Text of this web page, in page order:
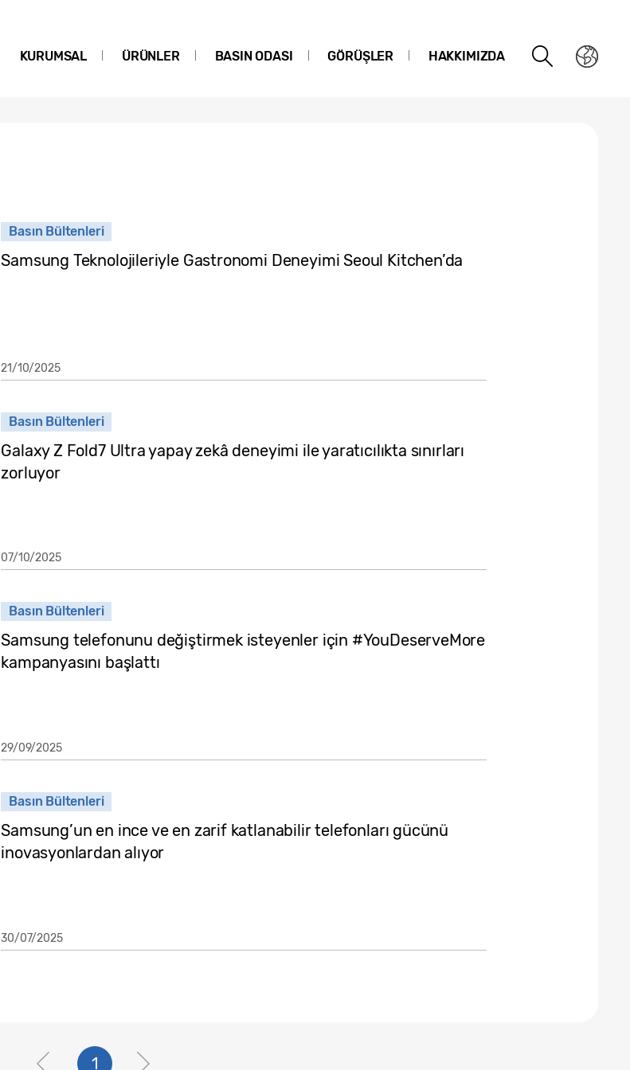
KURUMSAL ÜRÜNLER BASIN ODASI GÖRÜŞLER HAKKIMIZDA
Basın Bültenleri
Samsung Teknolojileriyle Gastronomi Deneyimi Seoul Kitchen’da
21/10/2025
Basın Bültenleri
Galaxy Z Fold7 Ultra yapay zekâ deneyimi ile yaratıcılıkta sınırları
zorluyor
07/10/2025
Basın Bültenleri
Samsung telefonunu değiştirmek isteyenler için #YouDeserveMore
kampanyasını başlattı
29/09/2025
Basın Bültenleri
Samsung’un en ince ve en zarif katlanabilir telefonları gücünü
inovasyonlardan alıyor
30/07/2025
1